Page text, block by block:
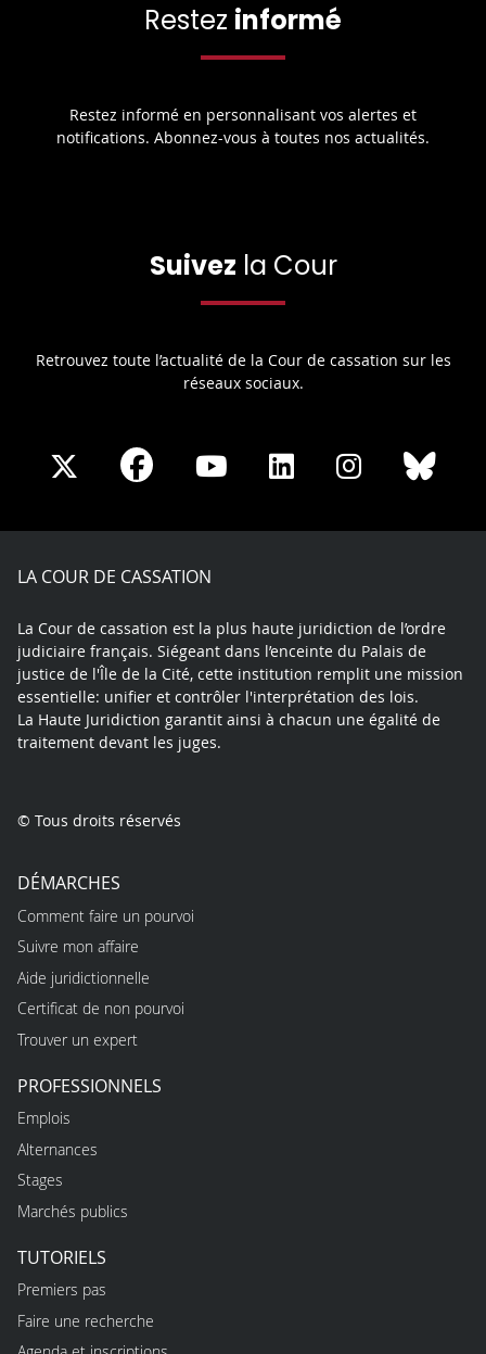
Restez informé
Restez informé en personnalisant vos alertes et
notifications. Abonnez-vous à toutes nos actualités.
Suivez la Cour
Retrouvez toute l’actualité de la Cour de cassation sur les
réseaux sociaux.
Share
X
Share
Facebook
Share
Youtube
Share
LinkedIn
Share
Instagram
LA COUR DE CASSATION
La Cour de cassation est la plus haute juridiction de l’ordre
judiciaire français. Siégeant dans l’enceinte du Palais de
justice de l'Île de la Cité, cette institution remplit une mission
essentielle: unifier et contrôler l'interprétation des lois.
La Haute Juridiction garantit ainsi à chacun une égalité de
traitement devant les juges.
© Tous droits réservés
DÉMARCHES
Comment faire un pourvoi
Suivre mon affaire
Aide juridictionnelle
Certificat de non pourvoi
Trouver un expert
PROFESSIONNELS
Emplois
Alternances
Stages
Marchés publics
TUTORIELS
Premiers pas
Faire une recherche